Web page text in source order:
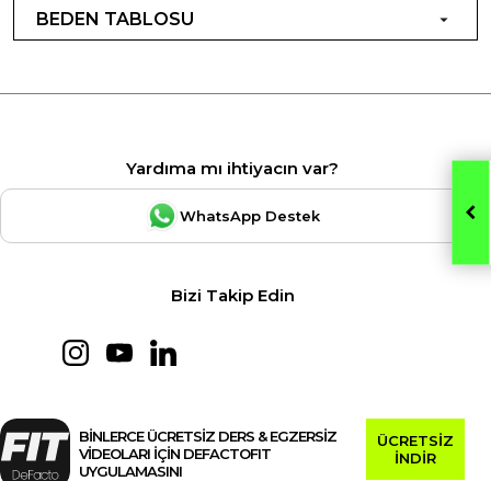
BEDEN TABLOSU
Yardıma mı ihtiyacın var?
WhatsApp Destek
Bizi Takip Edin
BİNLERCE ÜCRETSİZ DERS & EGZERSİZ
VİDEOLARI İÇİN DEFACTOFIT
UYGULAMASINI
ÜCRETSİZ
İNDİR